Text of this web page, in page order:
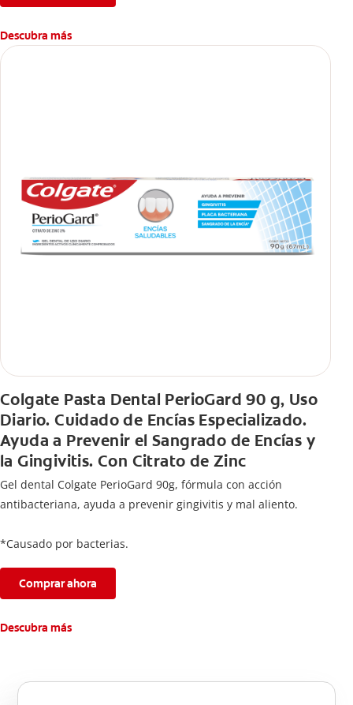
Descubra más
Colgate Pasta Dental PerioGard 90 g, Uso
Diario. Cuidado de Encías Especializado.
Ayuda a Prevenir el Sangrado de Encías y
la Gingivitis. Con Citrato de Zinc
Gel dental Colgate PerioGard 90g, fórmula con acción
antibacteriana, ayuda a prevenir gingivitis y mal aliento.
*Causado por bacterias.
Comprar ahora
Descubra más